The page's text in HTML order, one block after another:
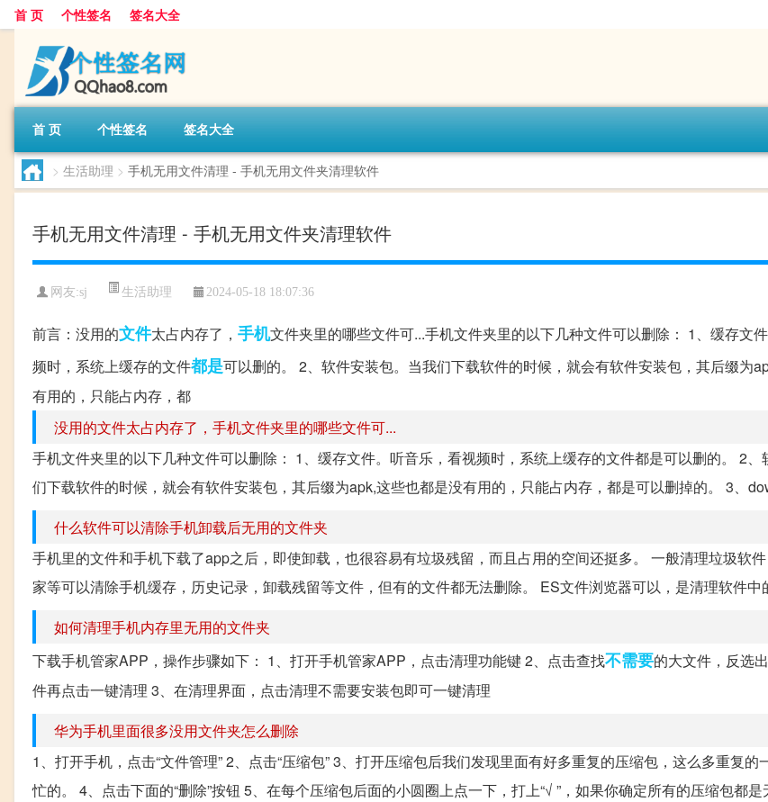
首 页 个性签名 签名大全
首 页 个性签名 签名大全
> 生活助理 > 手机无用文件清理 - 手机无用文件夹清理软件
手机无用文件清理 - 手机无用文件夹清理软件
网友:sj 生活助理 2024-05-18 18:07:36
前言：没用的文件太占内存了， 手机文件夹里的哪些文件可...手机文件夹里的以下几种文件可以删除： 1、缓存文
频时，系统上缓存的文件都是可以删的。 2、软件安装包。当我们下载软件的时候，就会有软件安装包，其后缀为
有用的，只能占内存，都
没用的文件太占内存了，手机文件夹里的哪些文件可...
手机文件夹里的以下几种文件可以删除： 1、缓存文件。听音乐，看视频时，系统上缓存的文件都是可以删的。 2、
们下载软件的时候，就会有软件安装包，其后缀为apk,这些也都是没有用的，只能占内存，都是可以删掉的。 3、
什么软件可以清除手机卸载后无用的文件夹
手机里的文件和手机下载了app之后，即使卸载，也很容易有垃圾残留，而且占用的空间还挺多。 一般清理垃圾软
家等可以清除手机缓存，历史记录，卸载残留等文件，但有的文件都无法删除。 ES文件浏览器可以，是清理软件中
如何清理手机内存里无用的文件夹
下载手机管家APP，操作步骤如下： 1、打开手机管家APP，点击清理功能键 2、点击查找不需要的大文件，反选
件再点击一键清理 3、在清理界面，点击清理不需要安装包即可一键清理
华为手机里面很多没用文件夹怎么删除
1、打开手机，点击“文件管理” 2、点击“压缩包” 3、打开压缩包后我们发现里面有好多重复的压缩包，这么多重复的
忙的。 4、点击下面的“删除”按钮 5、在每个压缩包后面的小圆圈上点一下，打上“√ ”，如果你确定所有的压缩包都是